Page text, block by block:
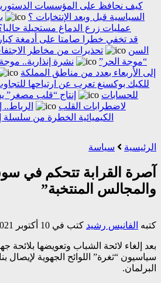
كيف نحافظ على المؤسسات الدستورية
السياسية قبل وبعد الإنتخابات ؟
عمليات زرع الدماغ مستحيلة
السن
تحذيرات من مخاطر
“موجة الحر”
نشرة إنذارية..
إلى الأربعاء بعدد من مناطق المملكة
للكيك بوكسنغ تعرب عن ارتياحها
للحسابات
إنتاج “قلب مصغر”
لاضطرابات القلب
الكيميائية الخطرة من سلسلة
الرئيسية سياسة
آصرة القرابة تتحكم في
والمجالس المنتخبة”
كتبه الفانيس رشيد كتب في 10 أكتوبر 2021 - 12:04 م
بعد إلغاء لائحة الشباب وتعويضها بلائحة
سياسيون “ثغرة” اللوائح الجهوية لإيصال
البرلمان.